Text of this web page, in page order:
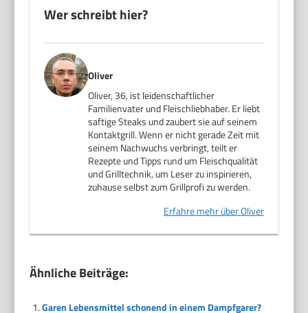
Wer schreibt hier?
Oliver
Oliver, 36, ist leidenschaftlicher
Familienvater und Fleischliebhaber. Er liebt
saftige Steaks und zaubert sie auf seinem
Kontaktgrill. Wenn er nicht gerade Zeit mit
seinem Nachwuchs verbringt, teilt er
Rezepte und Tipps rund um Fleischqualität
und Grilltechnik, um Leser zu inspirieren,
zuhause selbst zum Grillprofi zu werden.
Erfahre mehr über Oliver
Ähnliche Beiträge:
Garen Lebensmittel schonend in einem Dampfgarer?